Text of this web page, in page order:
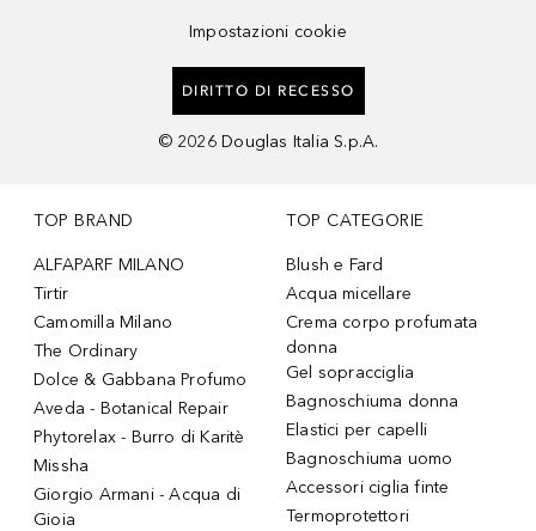
Impostazioni cookie
DIRITTO DI RECESSO
© 2026 Douglas Italia S.p.A.
TOP BRAND
ALFAPARF MILANO
Tirtir
Camomilla Milano
The Ordinary
Dolce & Gabbana Profumo
Aveda - Botanical Repair
Phytorelax - Burro di Karitè
Missha
Giorgio Armani - Acqua di
Gioia
TOP CATEGORIE
Blush e Fard
Acqua micellare
Crema corpo profumata
donna
Gel sopracciglia
Bagnoschiuma donna
Elastici per capelli
Bagnoschiuma uomo
Accessori ciglia finte
Termoprotettori